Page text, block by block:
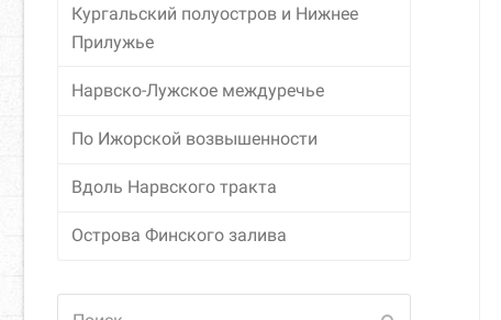
Кургальский полуостров и Нижнее
Прилужье
Нарвско-Лужское междуречье
По Ижорской возвышенности
Вдоль Нарвского тракта
Острова Финского залива